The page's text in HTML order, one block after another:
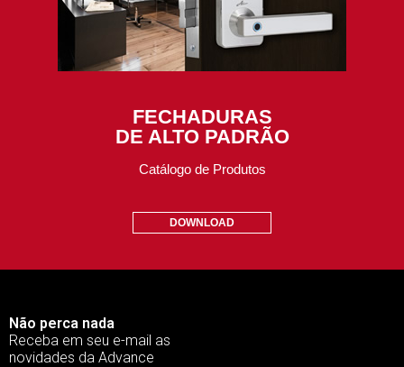
FECHADURAS
DE ALTO PADRÃO
Catálogo de Produtos
DOWNLOAD
Não perca nada
Receba em seu e-mail as
novidades da Advance